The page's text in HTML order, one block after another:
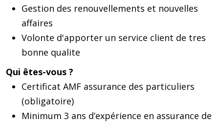
Gestion des renouvellements et nouvelles
affaires
Volonte d'apporter un service client de tres
bonne qualite
Qui êtes-vous ?
Certificat AMF assurance des particuliers
(obligatoire)
Minimum 3 ans d’expérience en assurance de